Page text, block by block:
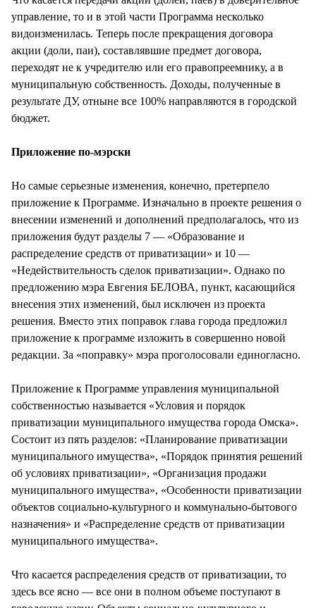
управление, то и в этой части Программа несколько
видоизменилась. Теперь после прекращения договора
акции (доли, паи), составлявшие предмет договора,
переходят не к учредителю или его правопреемнику, а в
муниципальную собственность. Доходы, полученные в
результате ДУ, отныне все 100% направляются в городской
бюджет.
Приложение по-мэрски
Но самые серьезные изменения, конечно, претерпело
приложение к Программе. Изначально в проекте решения о
внесении изменений и дополнений предполагалось, что из
приложения будут разделы 7 — «Образование и
распределение средств от приватизации» и 10 —
«Недействительность сделок приватизации». Однако по
предложению мэра Евгения БЕЛОВА, пункт, касающийся
внесения этих изменений, был исключен из проекта
решения. Вместо этих поправок глава города предложил
приложение к программе изложить в совершенно новой
редакции. За «поправку» мэра проголосовали единогласно.
Приложение к Программе управления муниципальной
собственностью называется «Условия и порядок
приватизации муниципального имущества города Омска».
Состоит из пять разделов: «Планирование приватизации
муниципального имущества», «Порядок принятия решений
об условиях приватизации», «Организация продажи
муниципального имущества», «Особенности приватизации
объектов социально-культурного и коммунально-бытового
назначения» и «Распределение средств от приватизации
муниципального имущества».
Что касается распределения средств от приватизации, то
здесь все ясно — все они в полном объеме поступают в